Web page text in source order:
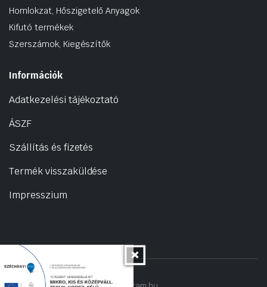
Homlokzat, Hőszigetelő Anyagok
Kifutó termékek
Szerszámok, Kiegészítők
Információk
Adatkezelési tájékoztató
ÁSZF
Szállítás és fizetés
Termék visszaküldése
Impresszium